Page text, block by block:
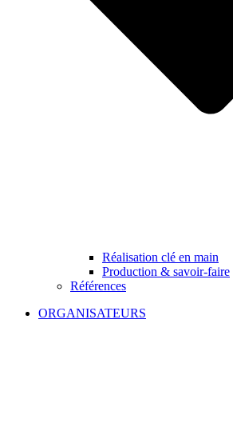
Réalisation clé en main
Production & savoir-faire
Références
ORGANISATEURS